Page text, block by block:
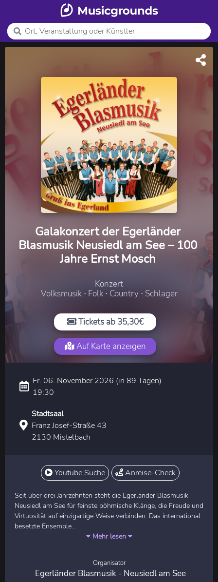
Galakonzert der Egerländer
Blasmusik Neusiedl am See – 100
Jahre Ernst Mosch
Konzert
Volksmusik ⋅ Folk ⋅ Country ⋅ Schlager
Tickets ab 35,30€
Auf Karte anzeigen
Fr. 06. November 2026 (in 89 Tagen)
19:30
Stadtsaal
Franz Josef-Straße 43
2130 Mistelbach
Youtube Suche Anreise-Check
Seit über drei Jahrzehnten steht die Egerländer Blasmusik
Neusiedl am See für feinste böhmische Klänge, die Freude und
Virtuosität auf einzigartige Weise verbinden. Das international
besetzte Ensemble...
Mehr lesen
Organisator
Egerländer Blasmusik - Neusiedl am See